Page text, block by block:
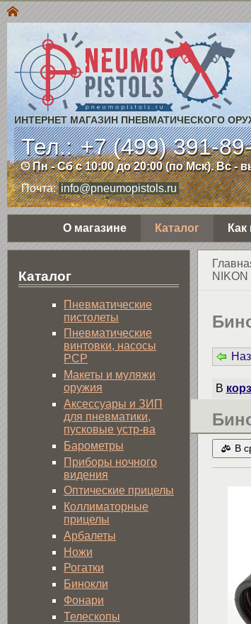
ИНТЕРНЕТ МАГАЗИН ПНЕВМАТИЧЕСКОГО
Тел.:+7 (499) 391-
Пн - Сб с 10:00 до 20:00 (по Мск). Вс -
Почта: info@pneumopistols.ru
О магазине Каталог Как
В
В
Каталог
Пнев­ма­ти­чес­кие
пистолеты
Пневматические
винтовки, насосы
PCP
Макеты и муляжи
оружия
Аксессуары и ЗИП
для пневматики,
пусковые устр-ва
Барометры
Приборы ночного
видения
Оптические прицелы
Коллиматорные
прицелы
Арбалеты
Ножи
Рогатки
Бинокли
Фонари
Телескопы